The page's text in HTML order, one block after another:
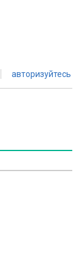
авторизуйтесь